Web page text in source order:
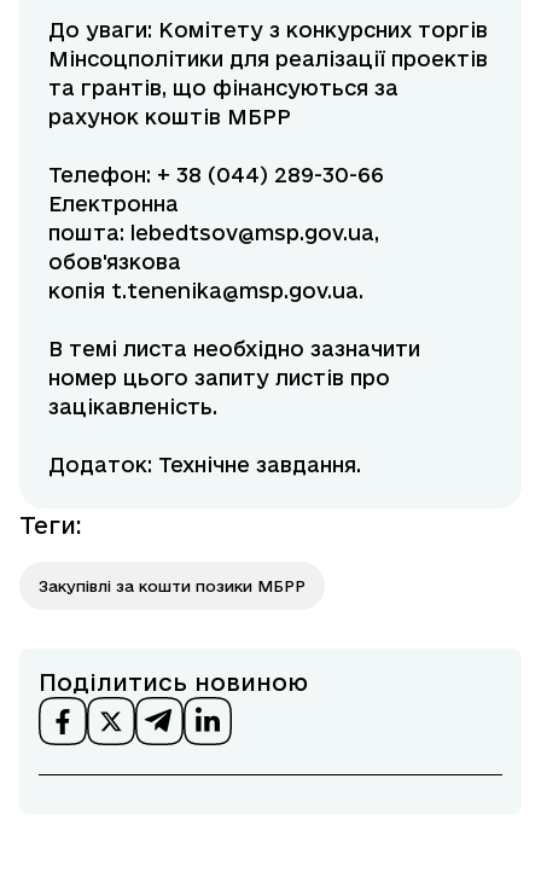
До уваги: Комітету з конкурсних торгів
Мінсоцполітики для реалізації проектів
та грантів, що фінансуються за
рахунок коштів МБРР
Телефон: + 38 (044) 289-30-66
Електронна
пошта: lebedtsov@msp.gov.ua,
обов'язкова
копія t.tenenika@msp.gov.ua.
В темі листа необхідно зазначити
номер цього запиту листів про
зацікавленість.
Додаток: Технічне завдання.
Теги:
Закупівлі за кошти позики МБРР
Поділитись новиною